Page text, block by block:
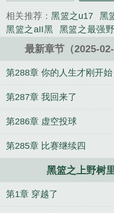
说类小说。
相关推荐：黑篮之u17 黑
黑篮之aII黑
黑篮之最强
大魔王
综文野黑篮 黑篮
黑篮文野
黑篮之all 四
风云，我剑圣生机将尽
陪男闺蜜旅行三亚五天四夜
记，我竟成了救世主
四合院：从工程师开始成
被极品儿女遗弃
我，开局就成万元户！
杀 四合院：一大爷？阴的
最新章节（2025-
第288章 你的人生才刚开始
第287章 我回来了
第286章 虚空投球
第285章 比赛继续四
黑篮之上野树
第1章 穿越了